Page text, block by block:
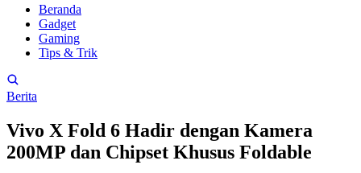
Beranda
Gadget
Gaming
Tips & Trik
Berita
Vivo X Fold 6 Hadir dengan Kamera
200MP dan Chipset Khusus Foldable